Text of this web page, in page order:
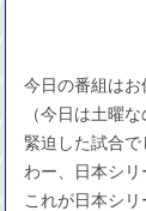
今日の番組はお
（今日は土曜
緊迫した試合で
わー、日本シリ
これが日本シリ